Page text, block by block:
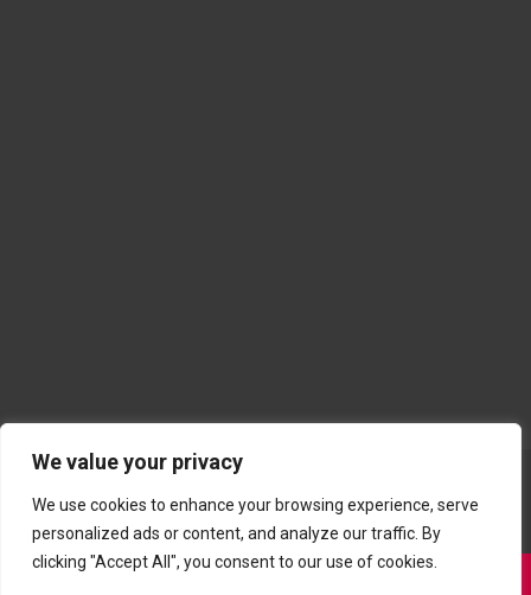
We value your privacy
We use cookies to enhance your browsing experience, serve
personalized ads or content, and analyze our traffic. By
clicking "Accept All", you consent to our use of cookies.